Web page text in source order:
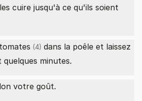
cuire jusqu'à ce qu'ils soient
tomates (4) dans la poêle et laissez
minutes.
votre goût.